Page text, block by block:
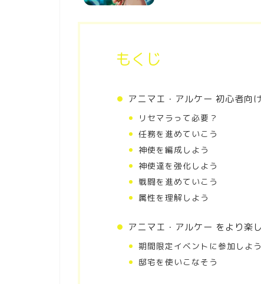
もくじ
アニマエ・アルケー 初心者向
リセマラって必要？
任務を進めていこう
神使を編成しよう
神使達を強化しよう
戦闘を進めていこう
属性を理解しよう
アニマエ・アルケー をより楽
期間限定イベントに参加しよう
邸宅を使いこなそう